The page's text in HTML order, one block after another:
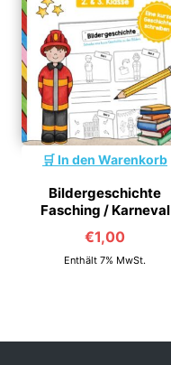
In den Warenkorb
Bildergeschichte
Fasching / Karneval
€1,00
Enthält 7% MwSt.